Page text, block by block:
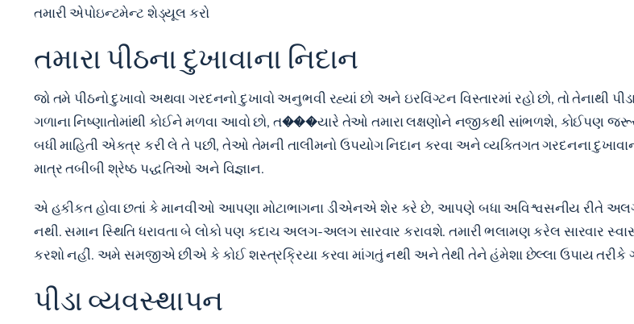
તમારી એપોઇન્ટમેન્ટ શેડ્યૂલ કરો
તમારા પીઠના દુખાવાના નિદાન
જો તમે પીઠનો દુખાવો અથવા ગરદનનો દુખાવો અનુભવી રહ્યાં છો અને ઇરવિંગ્ટન વિસ્તારમાં રહો છો, તો તેનાથી
ગળાના નિષ્ણાતોમાંથી કોઈને મળવા આવો છો, ત���યારે તેઓ તમારા લક્ષણોને નજીકથી સાંભળશે, કોઈપણ
બધી માહિતી એકત્ર કરી લે તે પછી, તેઓ તેમની તાલીમનો ઉપયોગ નિદાન કરવા અને વ્યક્તિગત ગરદનના
માત્ર તબીબી શ્રેષ્ઠ પદ્ધતિઓ અને વિજ્ઞાન.
એ હકીકત હોવા છતાં કે માનવીઓ આપણા મોટાભાગના ડીએનએ શેર કરે છે, આપણે બધા અવિશ્વસનીય રીતે
નથી. સમાન સ્થિતિ ધરાવતા બે લોકો પણ કદાચ અલગ-અલગ સારવાર કરાવશે. તમારી ભલામણ કરેલ સારવાર
કરશો નહીં. અમે સમજીએ છીએ કે કોઈ શસ્ત્રક્રિયા કરવા માંગતું નથી અને તેથી તેને હંમેશા છેલ્લા ઉપાય
પીડા વ્યવસ્થાપન